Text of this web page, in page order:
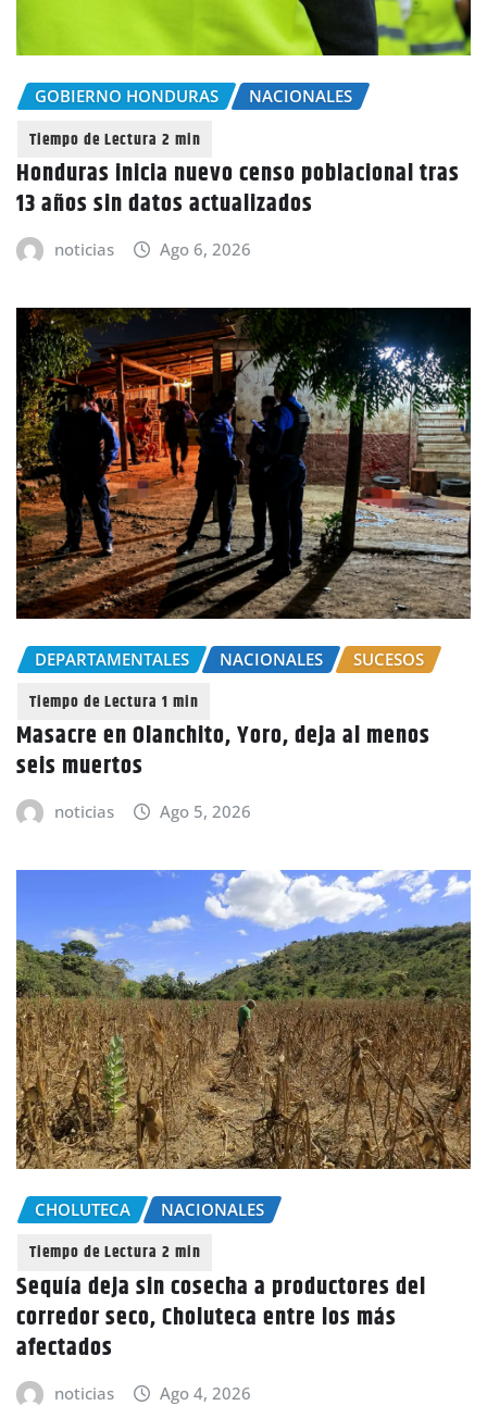
GOBIERNO HONDURAS NACIONALES
Honduras inicia nuevo censo poblacional tras
13 años sin datos actualizados
noticias Ago 6, 2026
DEPARTAMENTALES NACIONALES SUCESOS
Masacre en Olanchito, Yoro, deja al menos
seis muertos
noticias Ago 5, 2026
CHOLUTECA NACIONALES
Sequía deja sin cosecha a productores del
corredor seco, Choluteca entre los más
afectados
noticias Ago 4, 2026